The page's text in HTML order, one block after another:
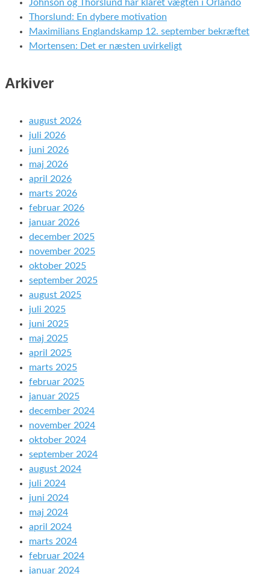
Johnson og Thorslund har klaret vægten i Orlando
Thorslund: En dybere motivation
Maximilians Englandskamp 12. september bekræftet
Mortensen: Det er næsten uvirkeligt
Arkiver
august 2026
juli 2026
juni 2026
maj 2026
april 2026
marts 2026
februar 2026
januar 2026
december 2025
november 2025
oktober 2025
september 2025
august 2025
juli 2025
juni 2025
maj 2025
april 2025
marts 2025
februar 2025
januar 2025
december 2024
november 2024
oktober 2024
september 2024
august 2024
juli 2024
juni 2024
maj 2024
april 2024
marts 2024
februar 2024
januar 2024